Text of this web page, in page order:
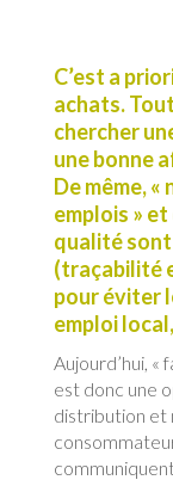
C’est a
achats.
chercher
une bonne
De même,
emplois »
qualité sont
(traçabilité
pour éviter
emploi
Aujourd’hui, «
est donc une
distribution et